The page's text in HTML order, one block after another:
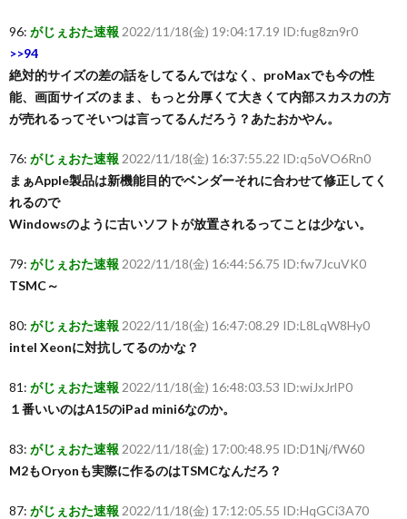
96: がじぇおた速報 2022/11/18(金) 19:04:17.19 ID:fug8zn9r0
>>94
絶対的サイズの差の話をしてるんではなく、proMaxでも今の性
能、画面サイズのまま、もっと分厚くて大きくて内部スカスカの方
が売れるってそいつは言ってるんだろう？あたおかやん。
76: がじぇおた速報 2022/11/18(金) 16:37:55.22 ID:q5oVO6Rn0
まぁApple製品は新機能目的でベンダーそれに合わせて修正してく
れるので
Windowsのように古いソフトが放置されるってことは少ない。
79: がじぇおた速報 2022/11/18(金) 16:44:56.75 ID:fw7JcuVK0
TSMC～
80: がじぇおた速報 2022/11/18(金) 16:47:08.29 ID:L8LqW8Hy0
intel Xeonに対抗してるのかな？
81: がじぇおた速報 2022/11/18(金) 16:48:03.53 ID:wiJxJrlP0
１番いいのはA15のiPad mini6なのか。
83: がじぇおた速報 2022/11/18(金) 17:00:48.95 ID:D1Nj/fW60
M2もOryonも実際に作るのはTSMCなんだろ？
87: がじぇおた速報 2022/11/18(金) 17:12:05.55 ID:HqGCi3A70